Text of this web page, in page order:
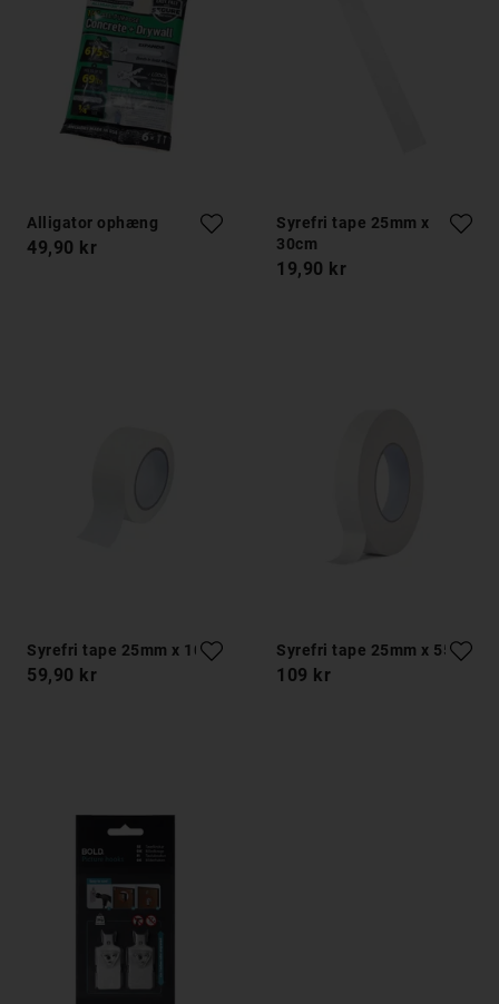
Alligator ophæng
49,90 kr
Syrefri tape 25mm x
30cm
19,90 kr
Syrefri tape 25mm x 10m
59,90 kr
Syrefri tape 25mm x 55m
109 kr